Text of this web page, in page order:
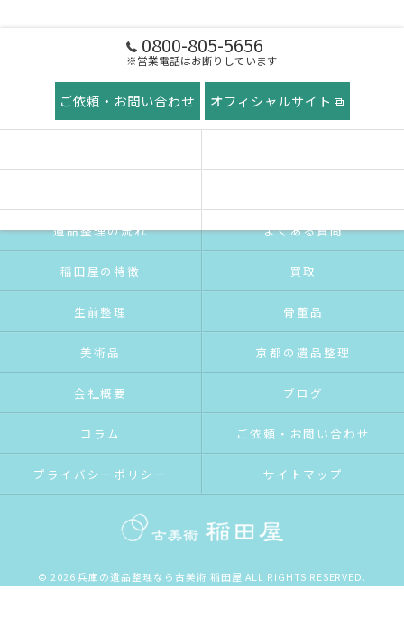
0800-805-5656
※営業電話はお断りしています
ご依頼・お問い合わせ オフィシャルサイト
遺品整理の流れ よくある質問
稲田屋の特徴 買取
生前整理 骨董品
美術品 京都の遺品整理
会社概要 ブログ
コラム ご依頼・お問い合わせ
プライバシーポリシー サイトマップ
© 2026 兵庫の遺品整理なら古美術 稲田屋 ALL RIGHTS RESERVED.